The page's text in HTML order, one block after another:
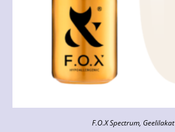
F.O.X Spectrum, Geelilakat